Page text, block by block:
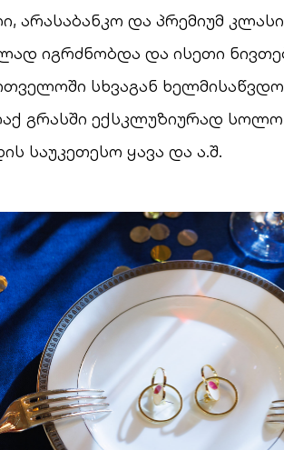
არასაბანკო და პრემიუმ
იგრძნობდა და ისეთი
სხვაგან
გრასში ექსკლუზიურად
საუკეთესო ყავა და ა.შ.